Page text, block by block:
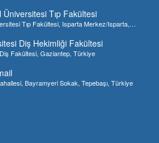
Tıp Fakültesi
Tıp Fakültesi, Isparta Merkez/Isparta,
Diş Hekimliği Fakültesi
Fakültesi, Gaziantep, Türkiye
Bayramyeri Sokak, Tepebaşı, Türkiye